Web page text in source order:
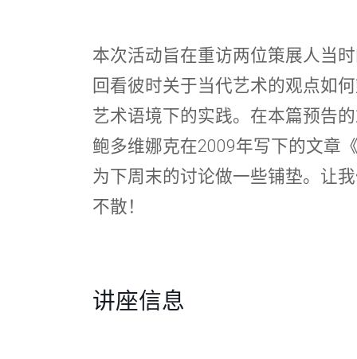
本次活动旨在重访两位策展人当
回看彼时关于当代艺术的观点如
艺术语境下的实践。在本篇预告
鲍多维娜克在2009年写下的文章
为下周末的讨论做一些铺垫。让
不散！
讲座信息